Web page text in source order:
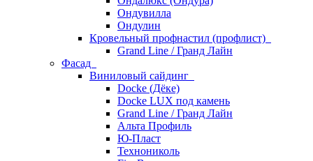
Ондувилла
Ондулин
Кровельный профнастил (профлист)
Grand Line / Гранд Лайн
Фасад
Виниловый сайдинг
Docke (Дёке)
Docke LUX под камень
Grand Line / Гранд Лайн
Альта Профиль
Ю-Пласт
Технониколь